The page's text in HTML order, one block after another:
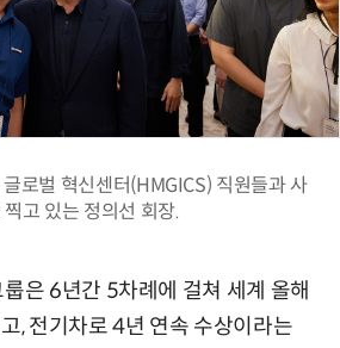
로벌 혁신센터(HMGICS) 직원들과 사
찍고 있는 정의선 회장.
은 6년간 5차례에 걸쳐 세계 올해
, 전기차로 4년 연속 수상이라는